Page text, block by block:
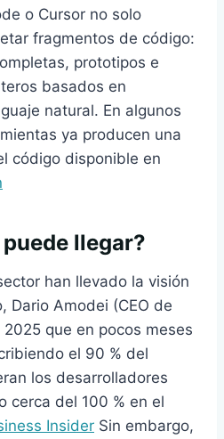
o Cursor no solo
fragmentos de código:
prototipos e
basados en
natural. En algunos
ya producen una
código disponible en
llegar?
han llevado la visión
Dario Amodei (CEO de
que en pocos meses
el 90 % del
los desarrolladores
cerca del 100 % en el
Insider Sin embargo,